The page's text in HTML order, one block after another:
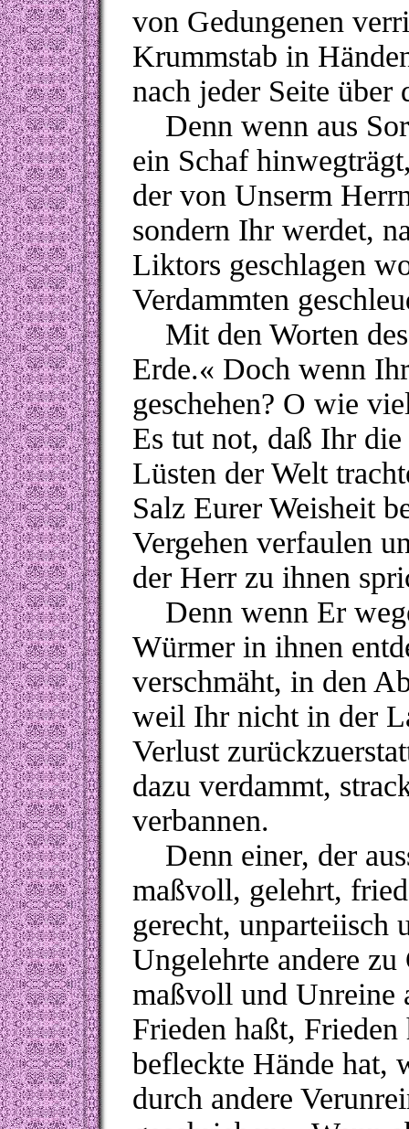
von Gedungenen
Krummstab in
nach jeder Seite
Denn wenn aus
ein Schaf
der von Unserm
sondern Ihr werdet,
Liktors geschlagen
Verdammten
Mit den Worten
Erde.« Doch wenn
geschehen? O wie
Es tut not, daß Ihr
Lüsten der Welt
Salz Eurer Weisheit
Vergehen verfaulen
der Herr zu ihnen
Denn wenn Er
Würmer in ihnen
verschmäht, in den
weil Ihr nicht in der
Verlust
dazu verdammt,
verbannen.
Denn einer, der
maßvoll, gelehrt,
gerecht, unparteiisch
Ungelehrte andere
maßvoll und Unreine
Frieden haßt,
befleckte Hände hat,
durch andere